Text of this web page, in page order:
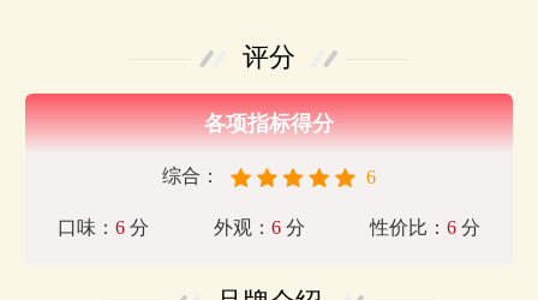
评分
各项指标得分
综合： 6
口味： 6分 外观： 6 分 性价比：6 分